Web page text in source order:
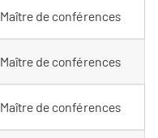
Maître de conférences
Maître de conférences
Maître de conférences